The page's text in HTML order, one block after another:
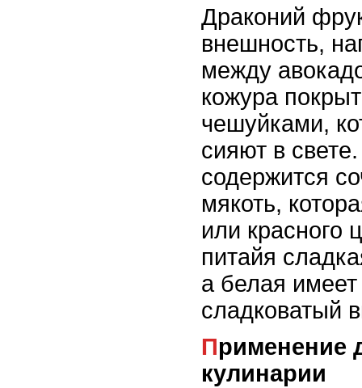
Драконий
внешность,
между
кожура
чешуйками,
сияют в
содержится
мякоть,
или красного
питайя
а белая
сладковатый
Применение драконий фрукта в
кулинарии